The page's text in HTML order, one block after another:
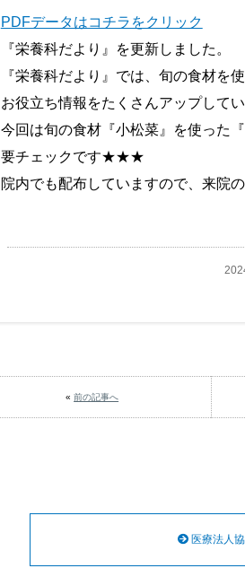
PDFデータはコチラをクリック
『栄養科だより』を更新しました。
『栄養科だより』では、旬の食材を
お役立ち情報をたくさんアップしてい
今回は旬の食材『小松菜』を使った
要チェックです★★★
院内でも配布していますので、来院
«前の記事へ
医療法人